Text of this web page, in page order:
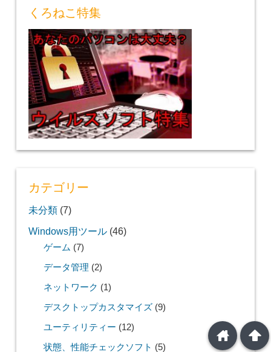
くろねこ特集
カテゴリー
未分類(7)
Windows用ツール(46)
ゲーム (7)
データ管理 (2)
ネットワーク (1)
デスクトップカスタマイズ(9)
ユーティリティー (12)
状態、性能チェックソフト (5)
arrowup
home